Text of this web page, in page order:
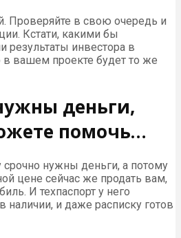
Проверяйте в свою очередь и
Кстати, какими бы
инвестора в
вашем проекте будет то же
деньги,
помочь…
нужны деньги, а потому
цене сейчас же продать вам,
И техпаспорт у него
наличии, и даже расписку готов